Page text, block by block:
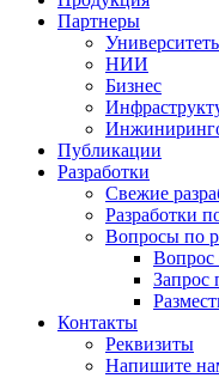
Партнеры
НИИ
Бизнес
Публикации
Разработки
Свежие
Разработки
Вопросы по
Вопрос
Запрос
Контакты
Реквизиты
Напишите